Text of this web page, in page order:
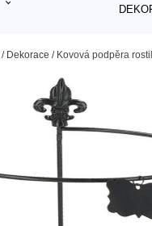
/ Dekorace / Kovová podpěra